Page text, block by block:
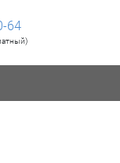
64